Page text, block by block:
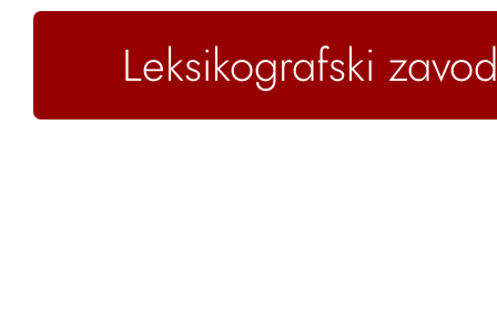
Leksikografski